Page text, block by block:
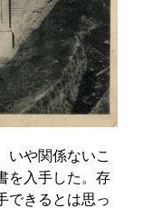
いや関係ないこ
を入手した。存
できるとは思っ